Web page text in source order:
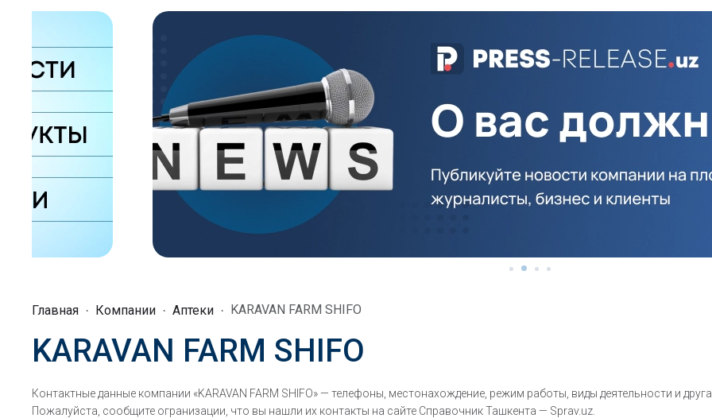
Главная Компании Аптеки KARAVAN FARM SHIFO
KARAVAN FARM SHIFO
Контактные данные компании «KARAVAN FARM SHIFO» — телефоны, местонахождение, режим работы, виды деятельности и
Пожалуйста, сообщите огранизации, что вы нашли их контакты на сайте Справочник Ташкента — Sprav.uz.